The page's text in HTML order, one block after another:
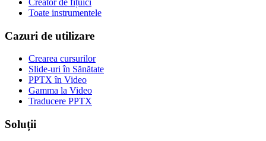
Toate instrumentele
Cazuri de utilizare
Crearea cursurilor
Slide-uri în Sănătate
PPTX în Video
Gamma la Video
Traducere PPTX
Soluții